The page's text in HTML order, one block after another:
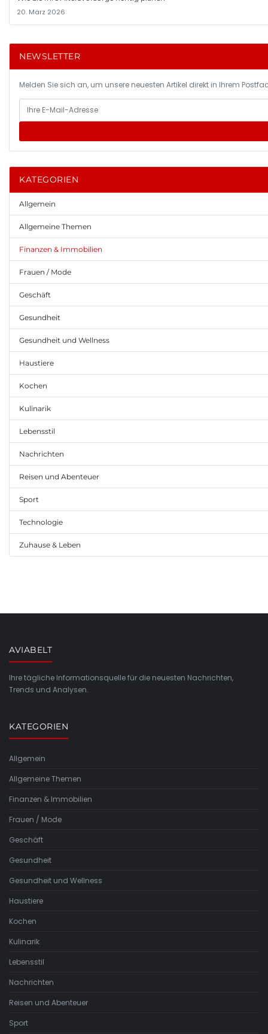
20. März 2026
NEWSLETTER
Melden Sie sich an, um unsere neuesten Artikel direkt in Ihrem
KATEGORIEN
Allgemein
Allgemeine Themen
Finanzen & Immobilien
Frauen / Mode
Geschäft
Gesundheit
Gesundheit und Wellness
Haustiere
Kochen
Kulinarik
Lebensstil
Nachrichten
Reisen und Abenteuer
Sport
Technologie
Zuhause & Leben
AVIABELT
Ihre tägliche Informationsquelle für die neuesten Nachrichten,
Trends und Analysen.
KATEGORIEN
Allgemein
Allgemeine Themen
Finanzen & Immobilien
Frauen / Mode
Geschäft
Gesundheit
Gesundheit und Wellness
Haustiere
Kochen
Kulinarik
Lebensstil
Nachrichten
Reisen und Abenteuer
Sport